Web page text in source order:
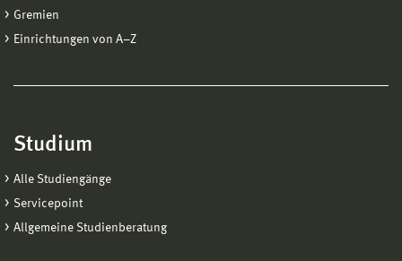
Gremien
Einrichtungen von A−Z
Studium
Alle Studiengänge
Servicepoint
Allgemeine Studienberatung